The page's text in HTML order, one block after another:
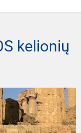
kelionių